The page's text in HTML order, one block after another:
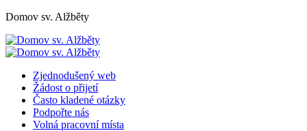
Domov sv. Alžběty
Zjednodušený web
Žádost o přijetí
Často kladené otázky
Podpořte nás
Volná pracovní místa